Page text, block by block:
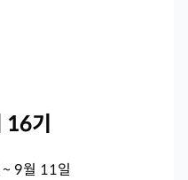
기
9월 11일